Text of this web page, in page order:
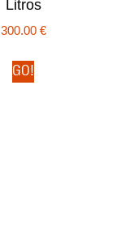
Litros
300.00 €
GO!